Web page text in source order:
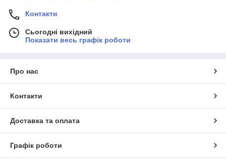
Контакти
Сьогодні вихідний
Показати весь графік роботи
Про нас
Контакти
Доставка та оплата
Графік роботи